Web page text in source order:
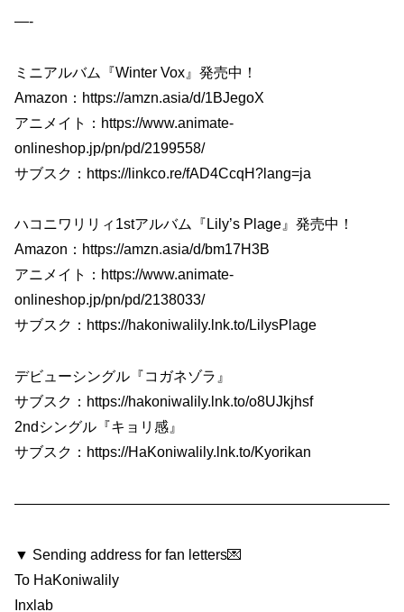
—-
ミニアルバム『Winter Vox』発売中！
Amazon：https://amzn.asia/d/1BJegoX
アニメイト：https://www.animate-
onlineshop.jp/pn/pd/2199558/
サブスク：https://linkco.re/fAD4CcqH?lang=ja
ハコニワリリィ1stアルバム『Lily’s Plage』発売中！
Amazon：https://amzn.asia/d/bm17H3B
アニメイト：https://www.animate-
onlineshop.jp/pn/pd/2138033/
サブスク：https://hakoniwalily.lnk.to/LilysPlage
デビューシングル『コガネゾラ』
サブスク：https://hakoniwalily.lnk.to/o8UJkjhsf
2ndシングル『キョリ感』
サブスク：https://HaKoniwalily.lnk.to/Kyorikan
——————————————————————————
▼ Sending address for fan letters💌
To HaKoniwalily
Inxlab